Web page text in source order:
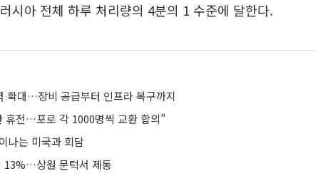
시아 전체 하루 처리량의 4분의 1 수준에 달한다.
확대…장비 공급부터 인프라 복구까지
휴전…포로 각 1000명씩 교환 합의”
나는 미국과 회담
13%…상원 문턱서 제동